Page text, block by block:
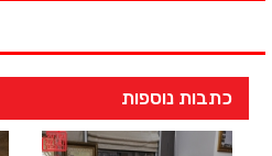
כתבות נוספות